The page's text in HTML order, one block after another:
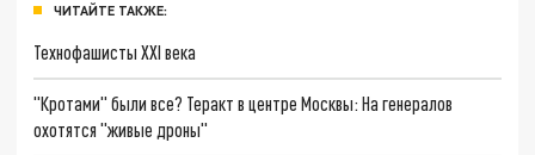
ЧИТАЙТЕ ТАКЖЕ:
Технофашисты XXI века
"Кротами" были все? Теракт в центре Москвы: На генералов
охотятся "живые дроны"